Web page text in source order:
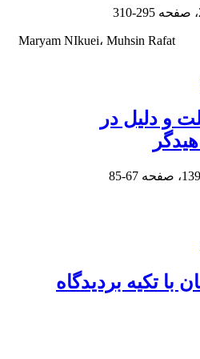
295-310
Maryam NIkuei، Muhsin Rafat
و دلیل در
67-85
با تکیه بردیدگاه